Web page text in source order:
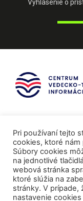
Vyhlásenie o
Pri používaní tejto
cookies, ktoré nám
Súbory cookies
na jednotlivé
webová stránka
ktoré slúžia na
stránky. V prípade,
nastavenie